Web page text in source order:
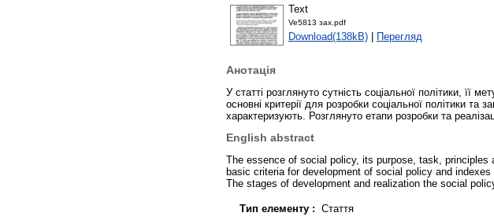
Text
Ve5813 зах.pdf
Download(138kB) | Перегляд
Анотація
У статті розглянуто сутність соціальної політики, її
основні критерії для розробки соціальної політики та
характеризують. Розглянуто етапи розробки та
English abstract
The еssence of social policy, its purpose, task, principles
basic criteria for development of social policy and indexes
The stages of development and realization the social
Тип елементу : Стаття